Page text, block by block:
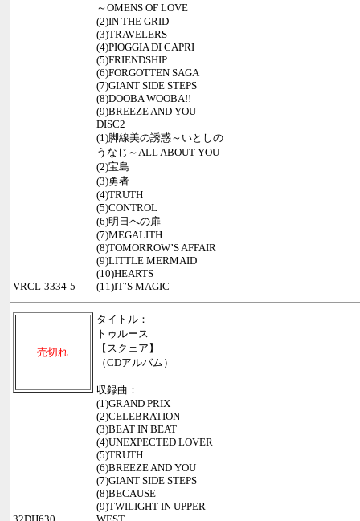
～OMENS OF LOVE
(2)IN THE GRID
(3)TRAVELERS
(4)PIOGGIA DI CAPRI
(5)FRIENDSHIP
(6)FORGOTTEN SAGA
(7)GIANT SIDE STEPS
(8)DOOBA WOOBA!!
(9)BREEZE AND YOU
DISC2
(1)脚線美の誘惑～いとしの
うなじ～ALL ABOUT YOU
(2)宝島
(3)勇者
(4)TRUTH
(5)CONTROL
(6)明日への扉
(7)MEGALITH
(8)TOMORROW’S AFFAIR
(9)LITTLE MERMAID
(10)HEARTS
(11)IT’S MAGIC
VRCL-3334-5
売切れ
タイトル：
トゥルース
【スクェア】
（CDアルバム）
収録曲：
(1)GRAND PRIX
(2)CELEBRATION
(3)BEAT IN BEAT
(4)UNEXPECTED LOVER
(5)TRUTH
(6)BREEZE AND YOU
(7)GIANT SIDE STEPS
(8)BECAUSE
(9)TWILIGHT IN UPPER